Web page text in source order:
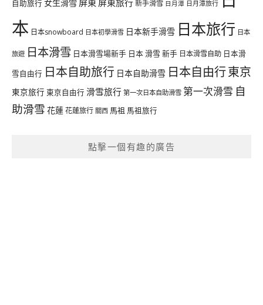
自助旅行 女生滑雪 屏東 屏東旅行新手滑雪 日月潭 日月潭旅行
本 日本snowboard 日本初學滑雪 日本新手滑雪 日本旅行 日本
旅遊 日本滑雪 日本滑雪場新手 日本 滑雪 新手 日本滑雪自助 日本滑
雪自由行 日本自助旅行 日本自助滑雪 日本自由行東京
東京旅行 東京自由行 滑雪旅行 第一次日本自助滑雪 第一次滑雪 自
助滑雪 花蓮花蓮旅行 關西 馬祖 馬祖旅行
點擊一個有趣的廣告